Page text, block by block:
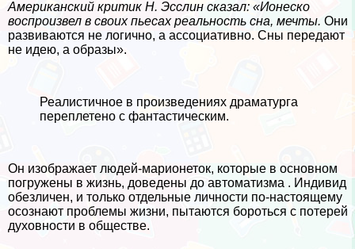
Американский критик Н. Эсслин сказал: «Ионеско
воспроизвел в своих пьесах реальность сна, мечты. Они
развиваются не логично, а ассоциативно. Сны передают
не идею, а образы».
Реалистичное в произведениях драматурга
переплетено с фантастическим.
Он изображает людей-марионеток, которые в основном
погружены в жизнь, доведены до автоматизма . Индивид
обезличен, и только отдельные личности по-настоящему
осознают проблемы жизни, пытаются бороться с потерей
духовности в обществе.